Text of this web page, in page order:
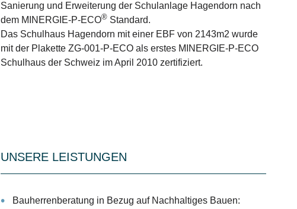
Sanierung und Erweiterung der Schulanlage Hagendorn nach
dem MINERGIE-P-ECO®Standard.
Das Schulhaus Hagendorn mit einer EBF von 2143m2 wurde
mit der Plakette ZG-001-P-ECO als erstes MINERGIE-P-ECO
Schulhaus der Schweiz im April 2010 zertifiziert.
UNSERE LEISTUNGEN
Bauherrenberatung in Bezug auf Nachhaltiges Bauen: